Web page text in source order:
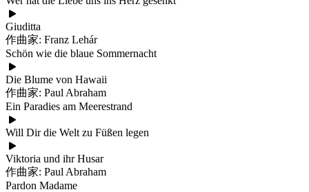
Giuditta
作曲家: Franz Lehár
Schön wie die blaue Sommernacht
Die Blume von Hawaii
作曲家: Paul Abraham
Ein Paradies am Meerestrand
Will Dir die Welt zu Füßen legen
Viktoria und ihr Husar
作曲家: Paul Abraham
Pardon Madame